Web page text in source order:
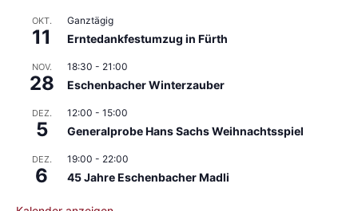
OKT.
11
Ganztägig
Erntedankfestumzug in Fürth
NOV.
28
18:30 - 21:00
Eschenbacher Winterzauber
DEZ.
5
12:00 - 15:00
Generalprobe Hans Sachs Weihnachtsspiel
DEZ.
6
19:00 - 22:00
45 Jahre Eschenbacher Madli